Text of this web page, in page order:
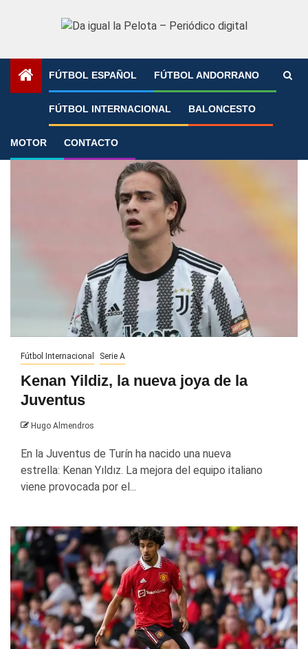
FÚTBOL ESPAÑOL FÚTBOL ANDORRANO
FÚTBOL INTERNACIONAL BALONCESTO
MOTOR CONTACTO
»
Promesas
Fútbol Internacional Serie A
Kenan Yildiz, la nueva joya de la
Juventus
Hugo Almendros
En la Juventus de Turín ha nacido una nueva
estrella: Kenan Yıldız. La mejora del equipo italiano
viene provocada por el...